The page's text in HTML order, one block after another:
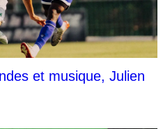
et musique, Julien